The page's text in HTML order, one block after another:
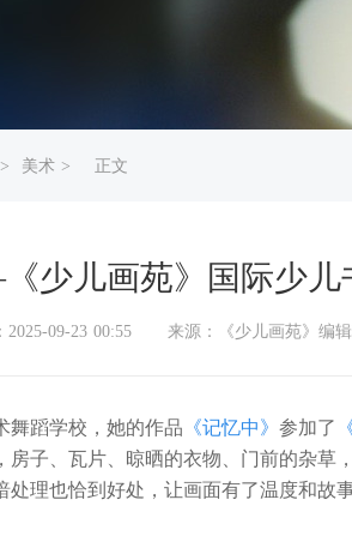
美术 > 正文
少儿画苑》国际少儿
2025-09-23 00:55 来源：《少儿画苑》编
蹈学校，她的作品 《记忆中》 参加了
房子、瓦片、晾晒的衣物、门前的杂草
理也恰到好处，让画面有了温度和故事